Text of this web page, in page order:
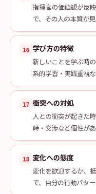
指揮官の価値観が反
で、その人の本質が見
16 学び方の特徴
新しいことを学ぶ時
系的学習・実践重視な
17 衝突への対処
人との衝突が起きた
峙・交渉など個性があ
18 変化への態度
変化を歓迎するか、
で、自分の行動パタ